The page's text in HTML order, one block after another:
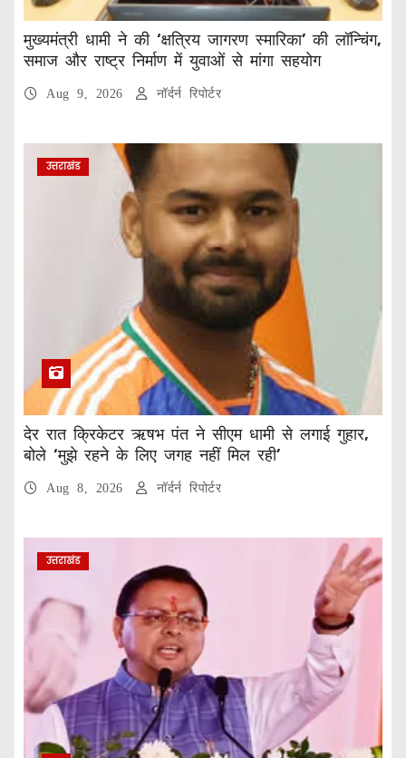
मुख्यमंत्री धामी ने की ‘क्षत्रिय जागरण स्मारिका’ की लॉन्चिंग,
समाज और राष्ट्र निर्माण में युवाओं से मांगा सहयोग
Aug 9, 2026 नॉर्दर्न रिपोर्टर
उत्तराखंड
देर रात क्रिकेटर ऋषभ पंत ने सीएम धामी से लगाई गुहार,
बोले ‘मुझे रहने के लिए जगह नहीं मिल रही’
Aug 8, 2026 नॉर्दर्न रिपोर्टर
उत्तराखंड